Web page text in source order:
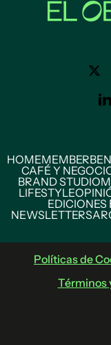
HOMEMEMBER
CAFÉ Y
BRAND STUDIO
LIFESTYLE
EDICIONES
NEWSLETTERS
Políticas de
Términos